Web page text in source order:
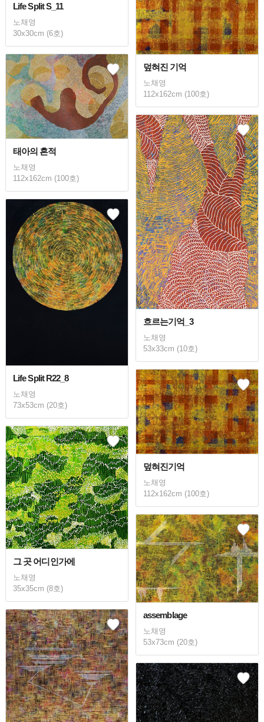
Life Split S_11
노채영
30x30cm (6호)
덮혀진 기억
노채영
112x162cm (100호)
태아의 흔적
노채영
112x162cm (100호)
흐르는기억_3
노채영
53x33cm (10호)
Life Split R22_8
노채영
73x53cm (20호)
덮혀진기억
노채영
112x162cm (100호)
그 곳 어디인가에
노채영
35x35cm (8호)
assemblage
노채영
53x73cm (20호)